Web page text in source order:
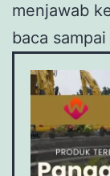
menjawab
baca